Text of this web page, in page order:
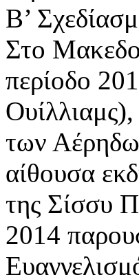
Β’
Στο
περίοδο
των
αίθουσα
της Σίσσυ
2014